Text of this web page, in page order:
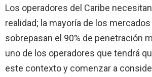
Los operadores del Caribe
realidad; la mayoría de los
sobrepasan el 90% de penetración
uno de los operadores que tendrá
este contexto y comenzar a